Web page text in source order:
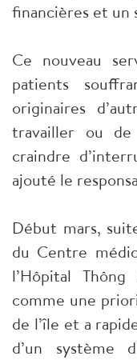
financières et un
Ce nouveau
patients
originaires
travailler ou
craindre
ajouté le
Début mars,
du Centre
l’Hôpital
comme une
de l’île et a
d’un système